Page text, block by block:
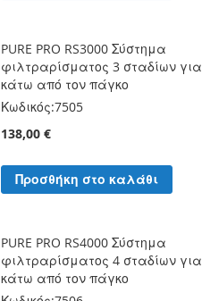
PURE PRO RS3000 Σύστημα
φιλτραρίσματος 3 σταδίων για
κάτω από τον πάγκο
Κωδικός:7505
138,00 €
Προσθήκη στο καλάθι
PURE PRO RS4000 Σύστημα
φιλτραρίσματος 4 σταδίων για
κάτω από τον πάγκο